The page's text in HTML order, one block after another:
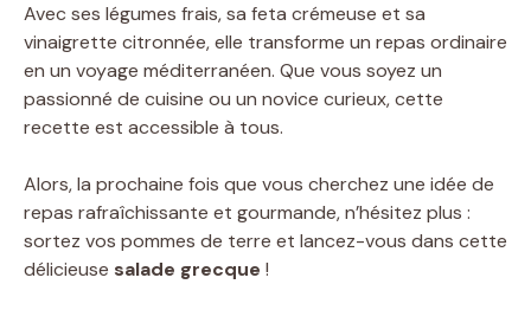
Avec ses légumes frais, sa feta crémeuse et sa
vinaigrette citronnée, elle transforme un repas ordinaire
en un voyage méditerranéen. Que vous soyez un
passionné de cuisine ou un novice curieux, cette
recette est accessible à tous.
Alors, la prochaine fois que vous cherchez une idée de
repas rafraîchissante et gourmande, n’hésitez plus :
sortez vos pommes de terre et lancez-vous dans cette
délicieuse salade grecque !